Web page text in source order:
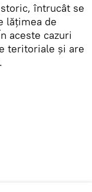
întrucât se
lăţimea de
aceste cazuri
teritoriale şi are